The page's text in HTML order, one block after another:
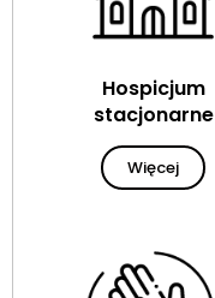
Hospicjum
stacjonarne
Więcej